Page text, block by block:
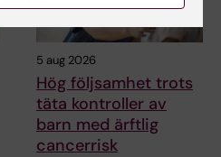
5 aug 2026
Hög följsamhet trots
täta kontroller av
barn med ärftlig
cancerrisk